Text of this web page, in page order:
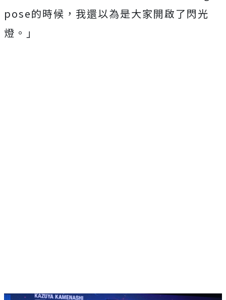
pose的時候，我還以為是大家開啟了閃光
燈。」